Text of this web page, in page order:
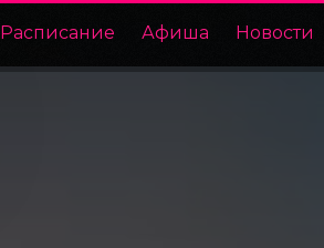
Расписание Афиша Новости